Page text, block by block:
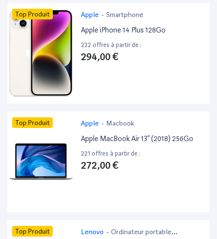
Top Produit Apple - Smartphone
Apple iPhone 14 Plus 128Go
222 offres à partir de :
294,00 €
Top Produit Apple - Macbook
Apple MacBook Air 13” (2018) 256Go
221 offres à partir de :
272,00 €
Top Produit Lenovo - Ordinateur portable